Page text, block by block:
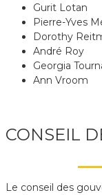
Gurit Lotan
Pierre-Yves
Dorothy
André Roy
Georgia
Ann Vroom
CONSEIL
Le conseil des